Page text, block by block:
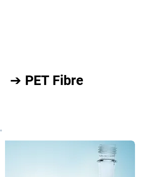
➔ PET Fibre